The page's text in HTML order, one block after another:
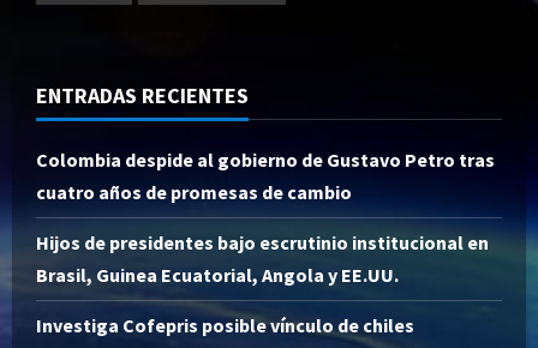
ENTRADAS RECIENTES
Colombia despide al gobierno de Gustavo Petro tras
cuatro años de promesas de cambio
Hijos de presidentes bajo escrutinio institucional en
Brasil, Guinea Ecuatorial, Angola y EE.UU.
Investiga Cofepris posible vínculo de chiles